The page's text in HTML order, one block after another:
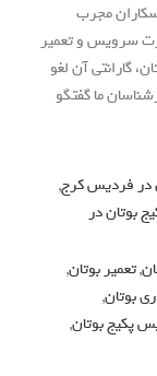
مجرب
سرویس و تعمیر
گارانتی آن لغو
ما گفتگو
در فردیس کرج,
بوتان در
,تعمیر بوتان,
بوتان,
پکیج بوتان,